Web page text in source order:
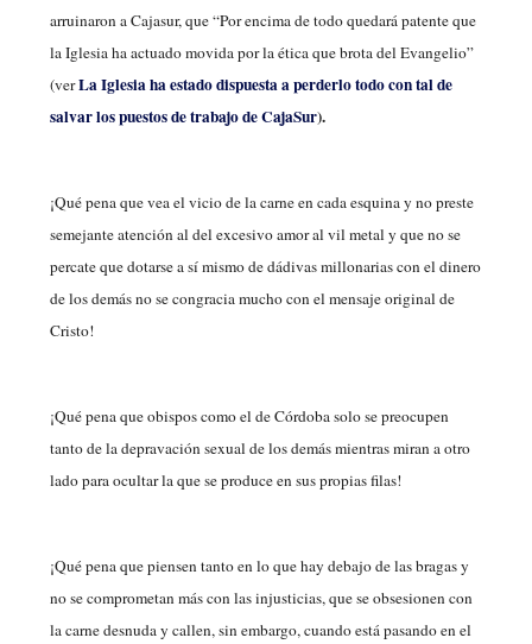
arruinaron a Cajasur, que “Por encima de todo quedará patente que
la Iglesia ha actuado movida por la ética que brota del Evangelio”
(verLa Iglesia ha estado dispuesta a perderlo todo con tal de
salvar los puestos de trabajo de CajaSur).
¡Qué pena que vea el vicio de la carne en cada esquina y no preste
semejante atención al del excesivo amor al vil metal y que no se
percate que dotarse a sí mismo de dádivas millonarias con el dinero
de los demás no se congracia mucho con el mensaje original de
Cristo!
¡Qué pena que obispos como el de Córdoba solo se preocupen
tanto de la depravación sexual de los demás mientras miran a otro
lado para ocultar la que se produce en sus propias filas!
¡Qué pena que piensen tanto en lo que hay debajo de las bragas y
no se comprometan más con las injusticias, que se obsesionen con
la carne desnuda y callen, sin embargo, cuando está pasando en el